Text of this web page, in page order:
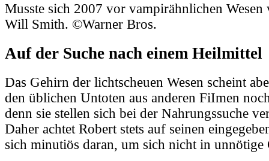
Musste sich 2007 vor vampirähnlichen Wesen
Will Smith. ©Warner Bros.
Auf der Suche nach einem Heilmittel
Das Gehirn der lichtscheuen Wesen scheint
den üblichen Untoten aus anderen FiImen
denn sie stellen sich bei der Nahrungssuche
Daher achtet Robert stets auf seinen
sich minutiös daran, um sich nicht in unnötige